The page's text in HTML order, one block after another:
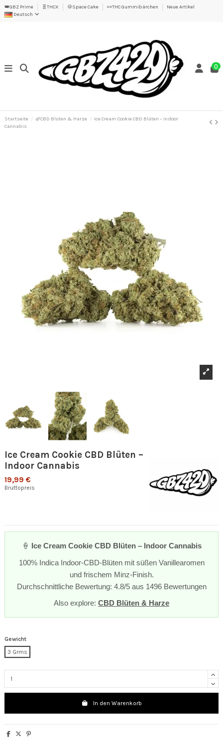
👑GBZ Prime 🧬THCX 🍪Space Cake 🍬THC Gummibärchen
Neue Artikel
Deutsch
0
Startseite 🌿CBD Blüten & Harze
Ice Cream Cookie CBD Blüten – Indoor
Cannabis
Ice Cream Cookie CBD Blüten –
Indoor Cannabis
19,99 €
Bruttopreis
🍦 Ice Cream Cookie CBD Blüten – Indoor Cannabis
100% Indica Indoor-CBD-Blüten mit süßen Vanillearomen
und frischem Minz-Finish.
Durchschnittliche Bewertung: 4.8/5 aus 1496 Bewertungen
Also explore: CBD Blüten & Harze
Gewicht
3 Grms
In den Warenkorb